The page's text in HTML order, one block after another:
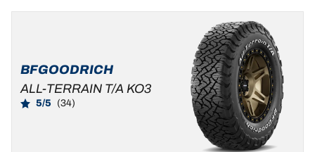
BFGOODRICH
ALL-TERRAIN T/A KO3
5/5 (34)